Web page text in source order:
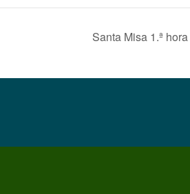
Santa Misa 1.ª hora